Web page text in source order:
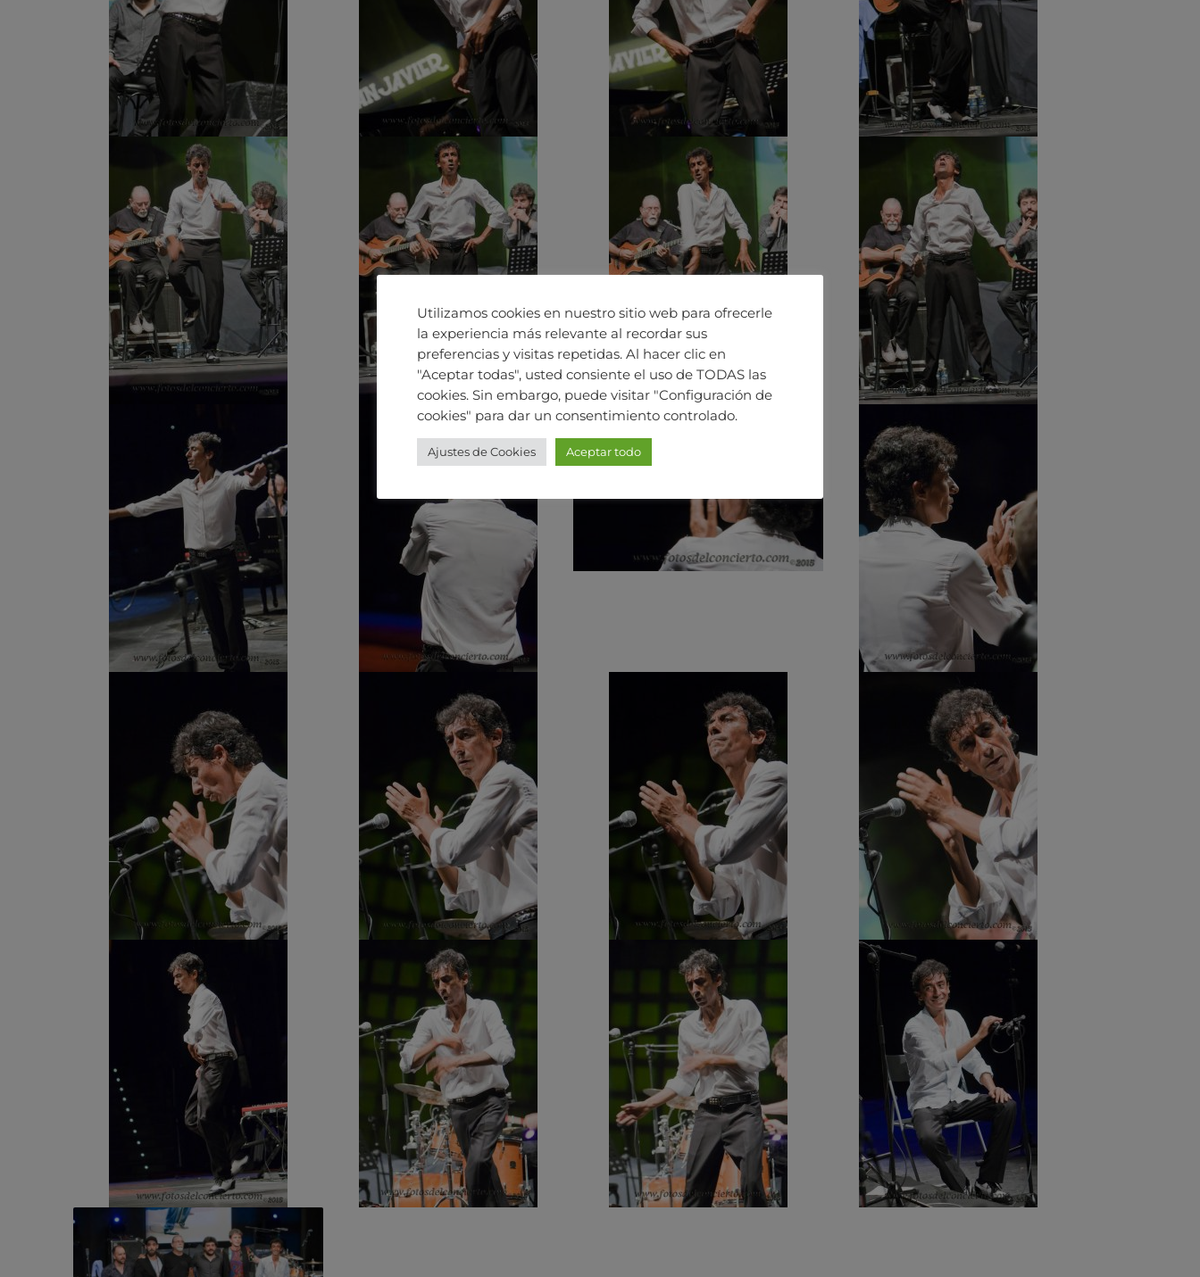
Utilizamos cookies en nuestro sitio web para ofrecerle
la experiencia más relevante al recordar sus
preferencias y visitas repetidas. Al hacer clic en
"Aceptar todas", usted consiente el uso de TODAS las
cookies. Sin embargo, puede visitar "Configuración de
cookies" para dar un consentimiento controlado.
Ajustes de Cookies Aceptar todo